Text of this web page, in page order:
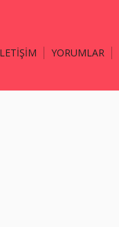
YORUMLAR